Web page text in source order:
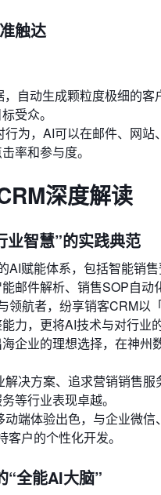
触达
自动生成颗粒度极细的
受众。
为，AI可以在邮件、网
率和参与度。
深度解读
业智慧”的实践典范
AI赋能体系，包括智能销
邮件解析、销售SOP自动
领航者，纷享销客CRM以
力，更将AI技术与对行业
企业的理想选择，在神
决方案、追求营销销售
等行业表现卓越。
端体验出色，与企业微
户的个性化开发。
全能AI大脑”